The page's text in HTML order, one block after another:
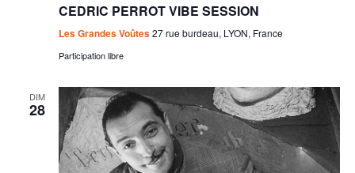
CEDRIC PERROT VIBE SESSION
Les Grandes Voûtes27 rue burdeau, LYON, France
Participation libre
DIM
28